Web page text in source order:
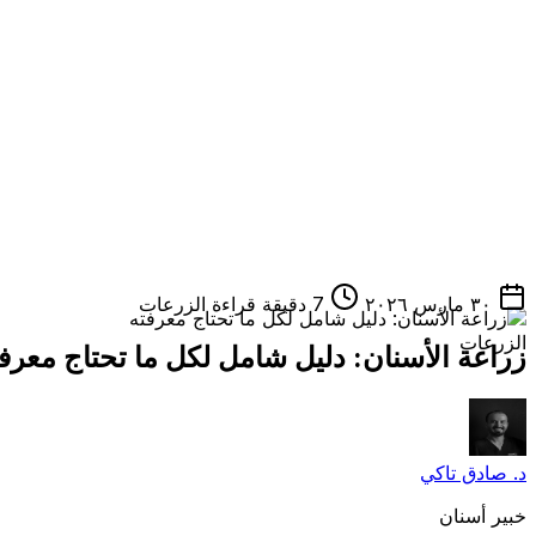
الزرعات
7 دقيقة قراءة الزرعات
زراعة الأسنان: دليل شامل لكل ما تحتاج
د. صادق تاكي
خبير أسنان